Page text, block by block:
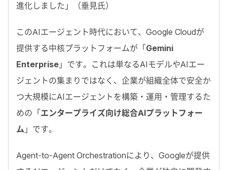
進化しました 」（垂見氏）
このAIエージェント時代において、Google Cloudが
提供する中核プラットフォームが「Gemini
Enterprise 」です。これは単なるAIモデルやAIエー
ジェントの集まりではなく、企業が組織全体で安全か
つ大規模にAIエージェントを構築・運用・管理するた
めの「エンタープライズ向け総合AIプラットフォー
ム 」です。
Agent-to-Agent Orchestrationにより、Googleが提供